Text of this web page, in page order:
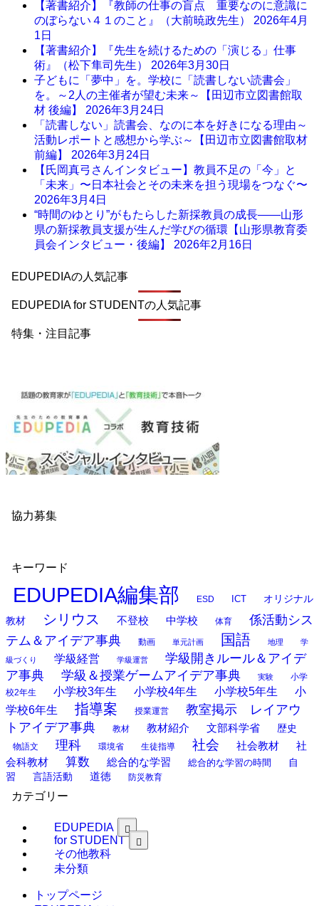
【著書紹介】『教師の仕事の盲点 重要なのに意識に
のぼらない４１のこと』（大前暁政先生） 2026年4月
1日
【著書紹介】『先生を続けるための「演じる」仕事
術』（松下隼司先生） 2026年3月30日
子どもに「夢中」を。学校に「読書しない読書会」
を。～2人の主催者が望む未来～【田辺市立図書館取
材 後編】 2026年3月24日
「読書しない」読書会、なのに本を好きになる理由～
活動レポートと感想から学ぶ～【田辺市立図書館取材
前編】 2026年3月24日
【氏岡真弓さんインタビュー】教員不足の「今」と
「未来」〜日本社会とその未来を担う現場をつなぐ〜
2026年3月4日
“時間のゆとり”がもたらした新採教員の成長――山形
県の新採教員支援が生んだ学びの循環【山形県教育委
員会インタビュー・後編】 2026年2月16日
EDUPEDIAの人気記事
EDUPEDIA for STUDENTの人気記事
特集・注目記事
協力募集
キーワード
EDUPEDIA編集部 ESD ICT
オリジナル
教材
シリウス 不登校 中学校 体育
係活動シス
テム＆アイデア事典
動画 単元計画 国語 地理 学
級づくり 学級経営 学級運営
学級開きルール＆アイデ
ア事典
学級＆授業ゲームアイデア事典 実験
小学
校2年生
小学校3年生 小学校4年生 小学校5年生
小
学校6年生
指導案 授業運営
教室掲示 レイアウ
トアイデア事典
教材 教材紹介 文部科学省 歴史
物語文 理科 環境省 生徒指導 社会 社会教材
社
会科教材
算数 総合的な学習 総合的な学習の時間
自
習
言語活動 道徳 防災教育
カテゴリー
EDUPEDIA
for STUDENT
その他教科
未分類
トップページ